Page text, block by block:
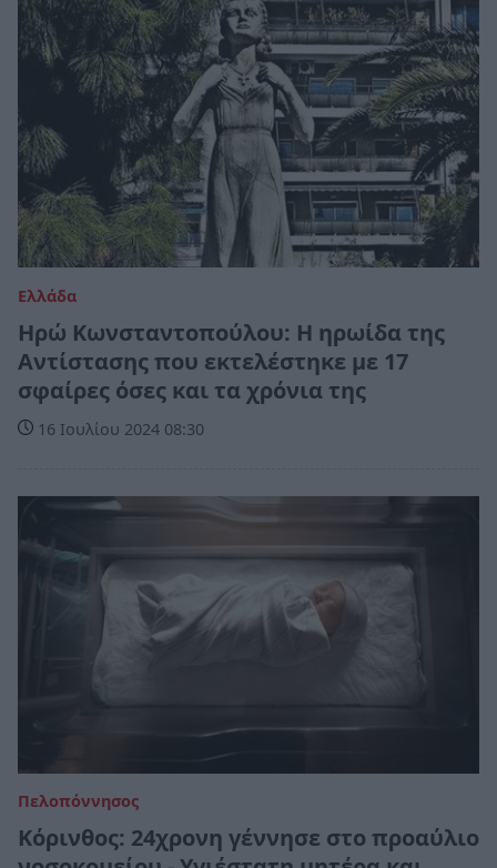
Ελλάδα
Ηρώ Κωνσταντοπούλου: Η ηρωίδα της
Αντίστασης που εκτελέστηκε με 17
σφαίρες όσες και τα χρόνια της
16 Ιουλίου 2024 08:30
Πελοπόννησος
Κόρινθος: 24χρονη γέννησε στο προαύλιο